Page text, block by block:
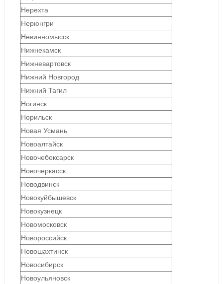
Нерехта
Нерюнгри
Невинномысск
Нижнекамск
Нижневартовск
Нижний Новгород
Нижний Тагил
Ногинск
Норильск
Новая Усмань
Новоалтайск
Новочебоксарск
Новочеркасск
Новодвинск
Новокуйбышевск
Новокузнецк
Новомосковск
Новороссийск
Новошахтинск
Новосибирск
Новоульяновск